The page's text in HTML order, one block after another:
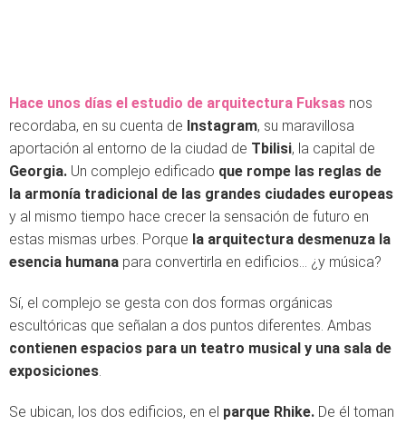
Hace unos días el estudio de arquitectura Fuksas nos
recordaba, en su cuenta de Instagram, su maravillosa
aportación al entorno de la ciudad de Tbilisi, la capital de
Georgia. Un complejo edificado que rompe las reglas de
la armonía tradicional de las grandes ciudades europeas
y al mismo tiempo hace crecer la sensación de futuro en
estas mismas urbes. Porque la arquitectura desmenuza la
esencia humana para convertirla en edificios… ¿y música?
Sí, el complejo se gesta con dos formas orgánicas
escultóricas que señalan a dos puntos diferentes. Ambas
contienen espacios para un teatro musical y una sala de
exposiciones.
Se ubican, los dos edificios, en el parque Rhike. De él toman